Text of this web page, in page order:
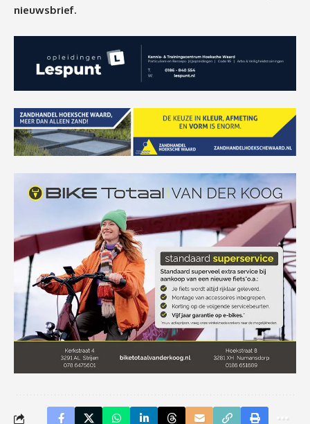
nieuwsbrief.